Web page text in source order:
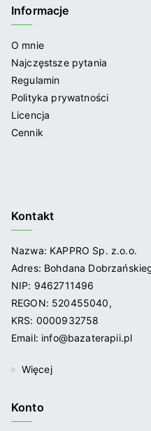
Informacje
O mnie
Najczęstsze pytania
Regulamin
Polityka prywatności
Licencja
Cennik
Kontakt
Nazwa: KAPPRO Sp. z.o.o.
Adres: Bohdana
NIP: 9462711496
REGON: 520455040,
KRS: 0000932758
Email: info@bazaterapii.pl
Więcej
Konto